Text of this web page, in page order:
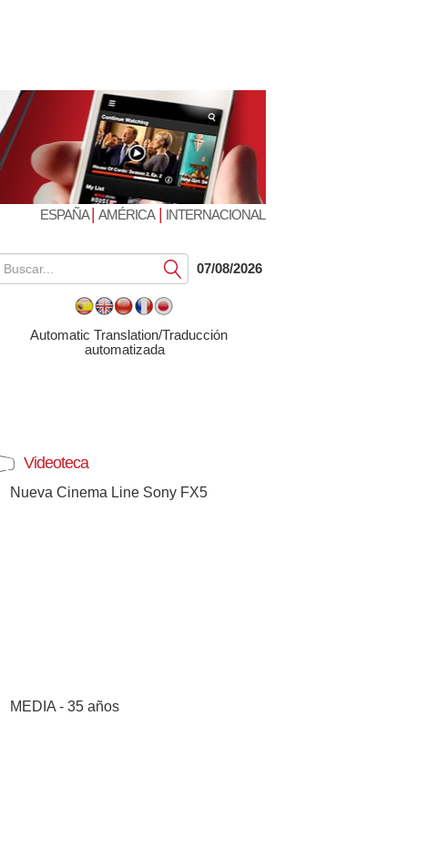
ESPAÑA| AMÉRICA| INTERNACIONAL
Submit07/08/2026
Automatic Translation/Traducción
automatizada
Videoteca
Nueva Cinema Line Sony FX5
MEDIA - 35 años